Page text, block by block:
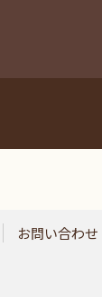
お問い合わせ